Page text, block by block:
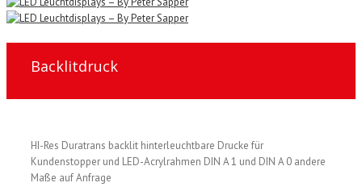
Backlitdruck
HI-Res Duratrans backlit hinterleuchtbare Drucke für
Kundenstopper und LED-Acrylrahmen DIN A 1 und DIN A 0 andere
Maße auf Anfrage